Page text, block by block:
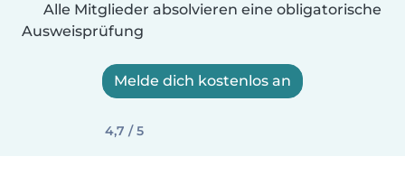
Alle Mitglieder absolvieren eine obligatorische
Ausweisprüfung
Melde dich kostenlos an
4,7 / 5